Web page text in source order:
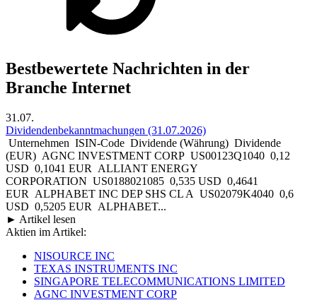
Bestbewertete Nachrichten in der
Branche Internet
31.07.
Dividendenbekanntmachungen (31.07.2026)
Unternehmen ISIN-Code Dividende (Währung) Dividende
(EUR) AGNC INVESTMENT CORP US00123Q1040 0,12
USD 0,1041 EUR ALLIANT ENERGY
CORPORATION US0188021085 0,535 USD 0,4641
EUR ALPHABET INC DEP SHS CL A US02079K4040 0,6
USD 0,5205 EUR ALPHABET...
► Artikel lesen
Aktien im Artikel:
NISOURCE INC
TEXAS INSTRUMENTS INC
SINGAPORE TELECOMMUNICATIONS LIMITED
AGNC INVESTMENT CORP